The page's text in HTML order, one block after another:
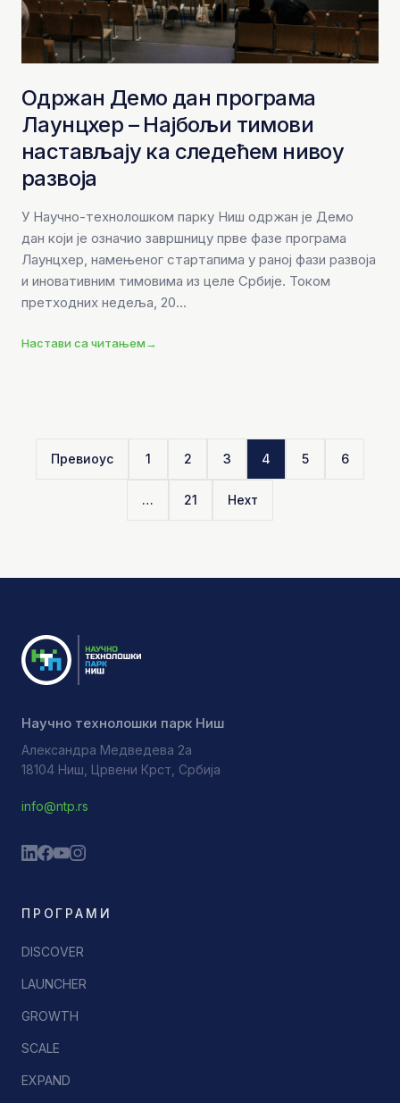
Одржан Демо дан програма
Лаунцхер – Најбољи тимови
настављају ка следећем нивоу
развоја
У Научно-технолошком парку Ниш одржан је Демо
дан који је означио завршницу прве фазе програма
Лаунцхер, намењеног стартапима у раној фази развоја
и иновативним тимовима из целе Србије. Током
претходних недеља, 20...
Настави са читањем→
Превиоус 1 2 3 4 5 6
… 21 Неxт
Научно технолошки парк Ниш
Александра Медведева 2а
18104 Ниш, Црвени Крст, Србија
info@ntp.rs
ПРОГРАМИ
DISCOVER
LAUNCHER
GROWTH
SCALE
EXPAND